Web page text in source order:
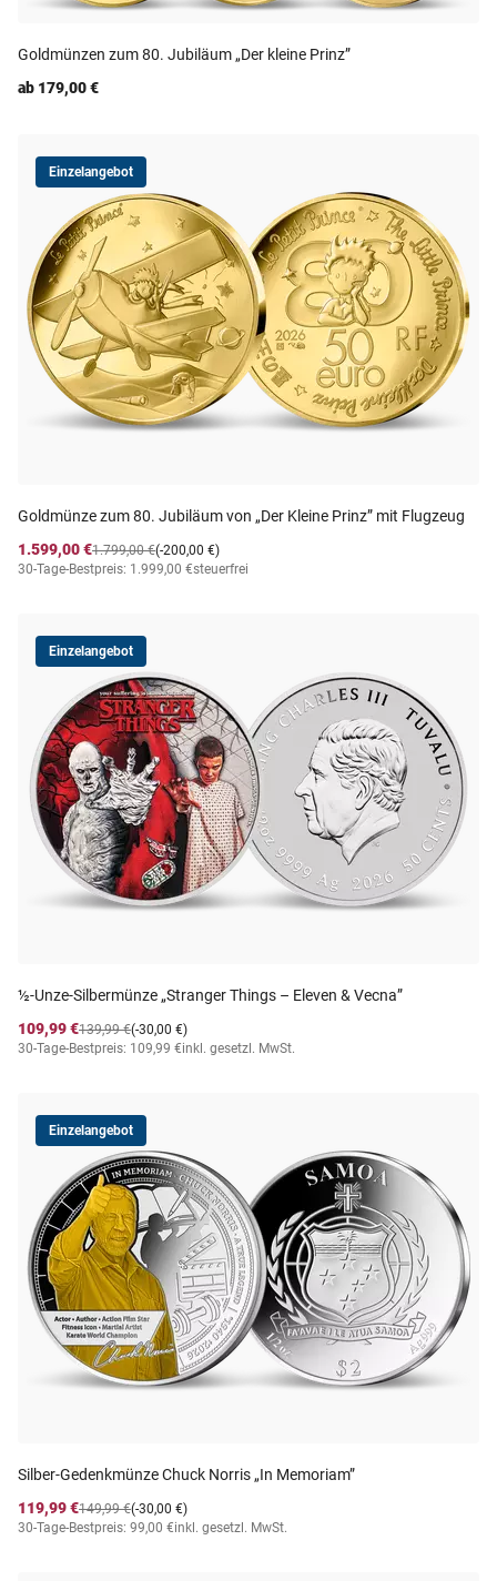
Goldmünzen zum 80. Jubiläum „Der kleine Prinz”
ab 179,00 €
Einzelangebot
Goldmünze zum 80. Jubiläum von „Der Kleine Prinz” mit Flugzeug
1.599,00 €
(-200,00 €)
1.799,00 €
30-Tage-Bestpreis: 1.999,00 €steuerfrei
Einzelangebot
½-Unze-Silbermünze „Stranger Things – Eleven & Vecna”
109,99 €
(-30,00 €)
139,99 €
30-Tage-Bestpreis: 109,99 €inkl. gesetzl. MwSt.
Einzelangebot
Silber-Gedenkmünze Chuck Norris „In Memoriam”
119,99 €
(-30,00 €)
149,99 €
30-Tage-Bestpreis: 99,00 €inkl. gesetzl. MwSt.